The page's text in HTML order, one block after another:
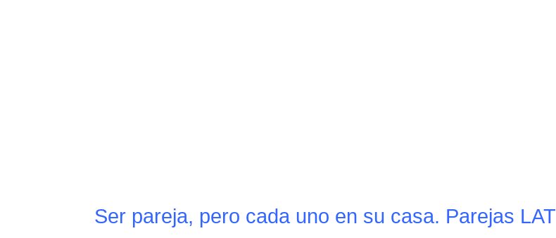
Ser pareja, pero cada uno en su casa. Parejas LAT